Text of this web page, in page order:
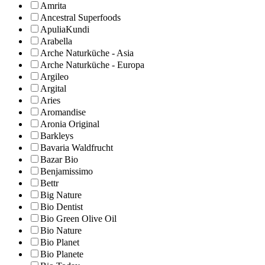
Amrita
Ancestral Superfoods
ApuliaKundi
Arabella
Arche Naturküche - Asia
Arche Naturküche - Europa
Argileo
Argital
Aries
Aromandise
Aronia Original
Barkleys
Bavaria Waldfrucht
Bazar Bio
Benjamissimo
Bettr
Big Nature
Bio Dentist
Bio Green Olive Oil
Bio Nature
Bio Planet
Bio Planete